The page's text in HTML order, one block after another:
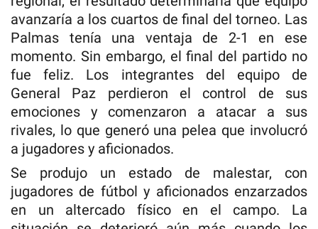
avanzaría a los cuartos de final del torneo. Las
Palmas tenía una ventaja de 2-1 en ese
momento. Sin embargo, el final del partido no
fue feliz. Los integrantes del equipo de
General Paz perdieron el control de sus
emociones y comenzaron a atacar a sus
rivales, lo que generó una pelea que involucró
a jugadores y aficionados.
Se produjo un estado de malestar, con
jugadores de fútbol y aficionados enzarzados
en un altercado físico en el campo. La